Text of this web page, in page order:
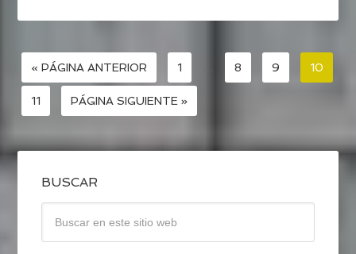
« PÁGINA ANTERIOR 1 8 9 10
11 PÁGINA SIGUIENTE »
BUSCAR